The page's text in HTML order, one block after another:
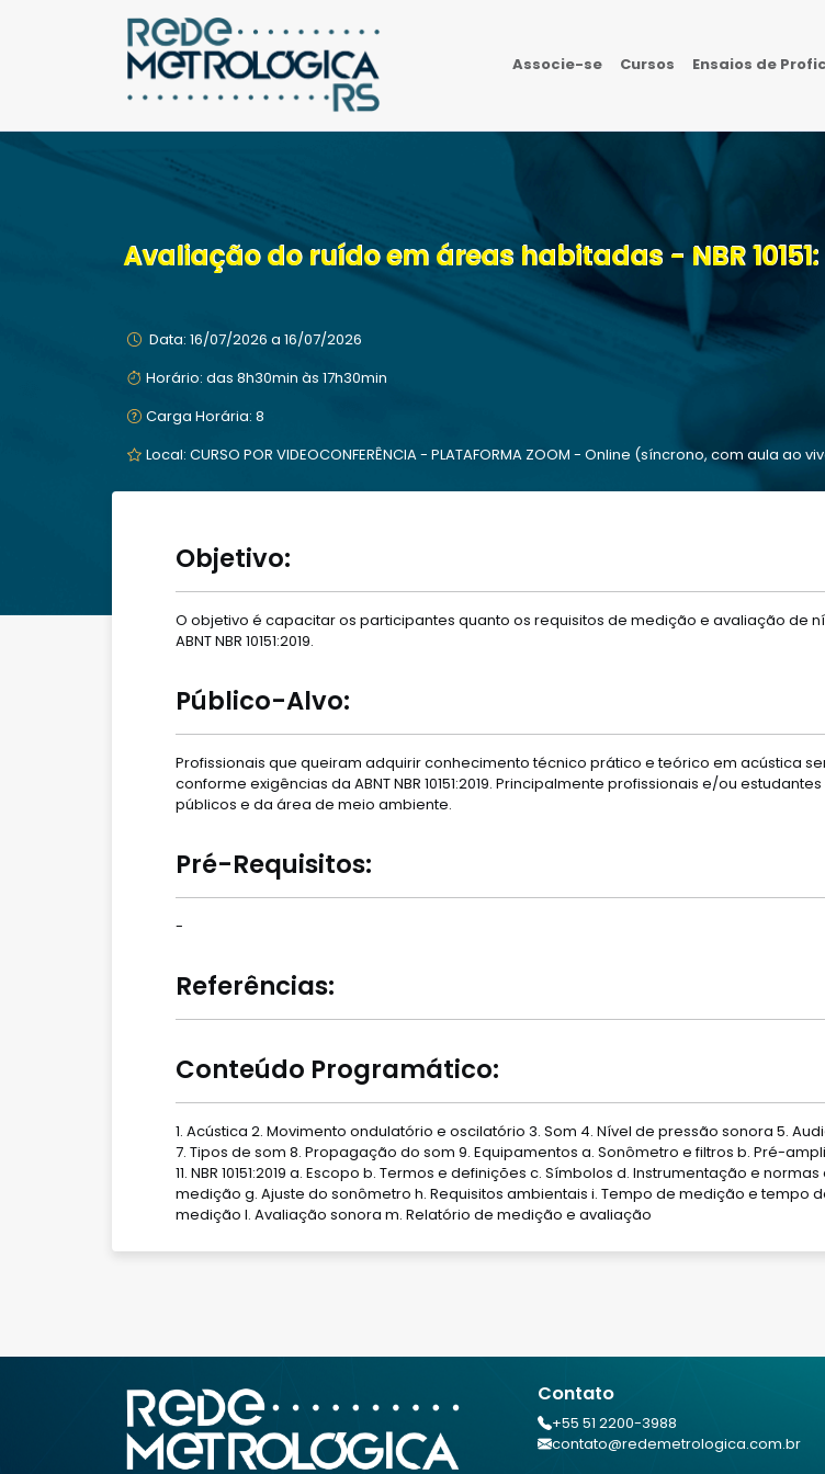
Associe-se Cursos Ensaios de
Avaliação do ruído em áreas habitadas - NBR 10151:
Data: 16/07/2026 a 16/07/2026
Horário: das 8h30min às 17h30min
Carga Horária: 8
Local: CURSO POR VIDEOCONFERÊNCIA - PLATAFORMA ZOOM - Online (síncrono, com aula
Objetivo:
O objetivo é capacitar os participantes quanto os requisitos de medição e avaliação de
ABNT NBR 10151:2019.
Público-Alvo:
Profissionais que queiram adquirir conhecimento técnico prático e teórico em acústica
conforme exigências da ABNT NBR 10151:2019. Principalmente profissionais e/ou
públicos e da área de meio ambiente.
Pré-Requisitos:
-
Referências:
Conteúdo Programático:
1. Acústica 2. Movimento ondulatório e oscilatório 3. Som 4. Nível de pressão sonora 5.
7. Tipos de som 8. Propagação do som 9. Equipamentos a. Sonômetro e filtros b. Pré-
11. NBR 10151:2019 a. Escopo b. Termos e definições c. Símbolos d. Instrumentação e
medição g. Ajuste do sonômetro h. Requisitos ambientais i. Tempo de medição e tempo
medição l. Avaliação sonora m. Relatório de medição e avaliação
Contato
+55 51 2200-3988
contato@redemetrologica.com.br